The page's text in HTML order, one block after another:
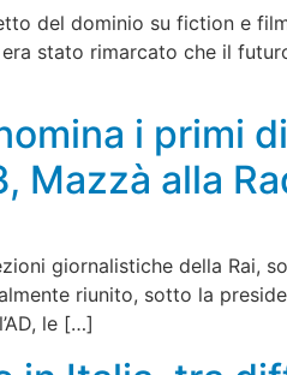
del dominio su fiction e
stato rimarcato che il
i primi
Mazzà alla
giornalistiche della Rai,
riunito, sotto la
le […]